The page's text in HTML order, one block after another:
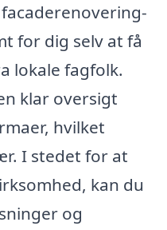
for dig selv at få
lokale fagfolk.
klar oversigt
hvilket
I stedet for at
kan du
og